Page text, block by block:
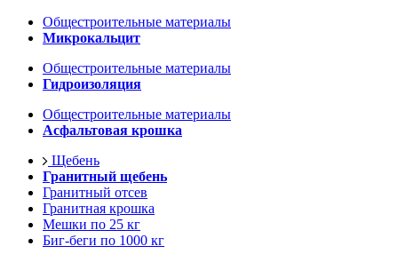
Общестроительные материалы
Микрокальцит
Общестроительные материалы
Гидроизоляция
Общестроительные материалы
Асфальтовая крошка
Щебень
Гранитный щебень
Гранитный отсев
Гранитная крошка
Мешки по 25 кг
Биг-беги по 1000 кг